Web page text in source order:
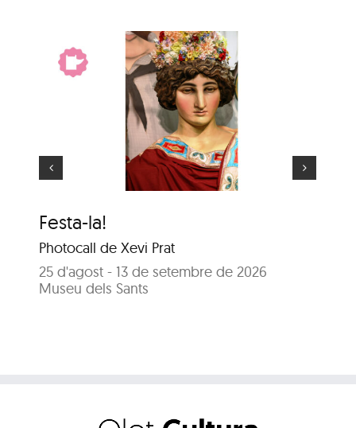
Festa-la!
Photocall de Xevi Prat
25 d'agost - 13 de setembre de 2026
Museu dels Sants
El gegant més gran